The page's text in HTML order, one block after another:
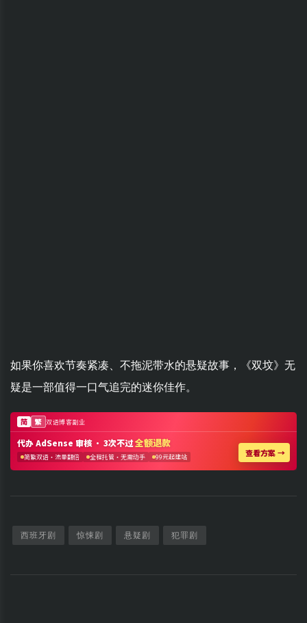
如果你喜欢节奏紧凑、不拖泥带水的悬疑故事，《双坟》无
疑是一部值得一口气追完的迷你佳作。
西班牙剧 惊悚剧 悬疑剧 犯罪剧